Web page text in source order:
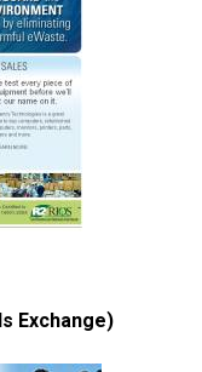
Exchange)